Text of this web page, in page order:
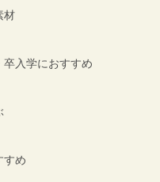
材
卒入学におすすめ
すめ